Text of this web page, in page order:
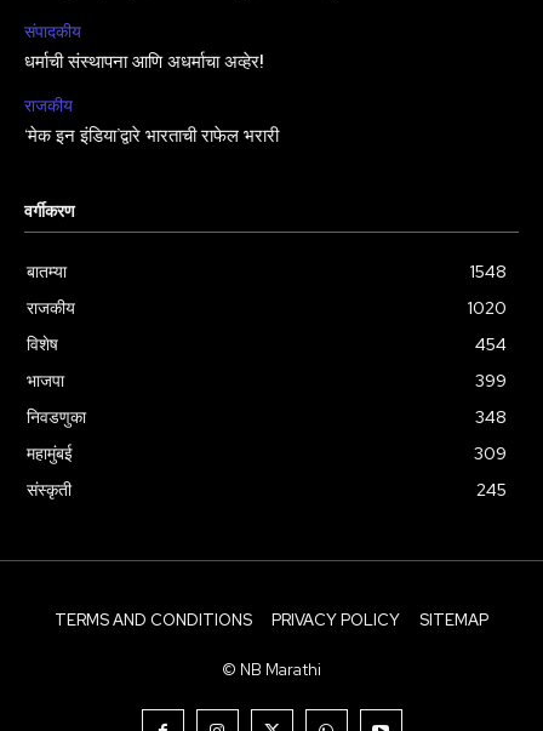
संपादकीय
धर्माची संस्थापना आणि अधर्माचा अव्हेर!
राजकीय
‘मेक इन इंडिया’द्वारे भारताची राफेल भरारी
वर्गीकरण
बातम्या
1548
राजकीय
1020
विशेष
454
भाजपा
399
निवडणुका
348
महामुंबई
309
संस्कृती
245
TERMS AND CONDITIONS PRIVACY POLICY SITEMAP
© NB Marathi